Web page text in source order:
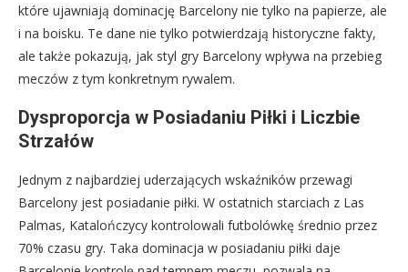
które ujawniają dominację Barcelony nie tylko na papierze, ale
i na boisku. Te dane nie tylko potwierdzają historyczne fakty,
ale także pokazują, jak styl gry Barcelony wpływa na przebieg
meczów z tym konkretnym rywalem.
Dysproporcja w Posiadaniu Piłki i Liczbie
Strzałów
Jednym z najbardziej uderzających wskaźników przewagi
Barcelony jest posiadanie piłki. W ostatnich starciach z Las
Palmas, Katalończycy kontrolowali futbolówkę średnio przez
70% czasu gry. Taka dominacja w posiadaniu piłki daje